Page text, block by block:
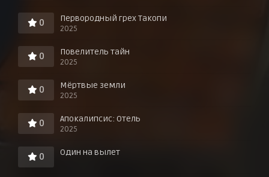
0 Первородный грех Такопи
2025
0 Повелитель тайн
2025
0 Мёртвые земли
2025
0 Апокалипсис: Отель
2025
0 Один на вылет